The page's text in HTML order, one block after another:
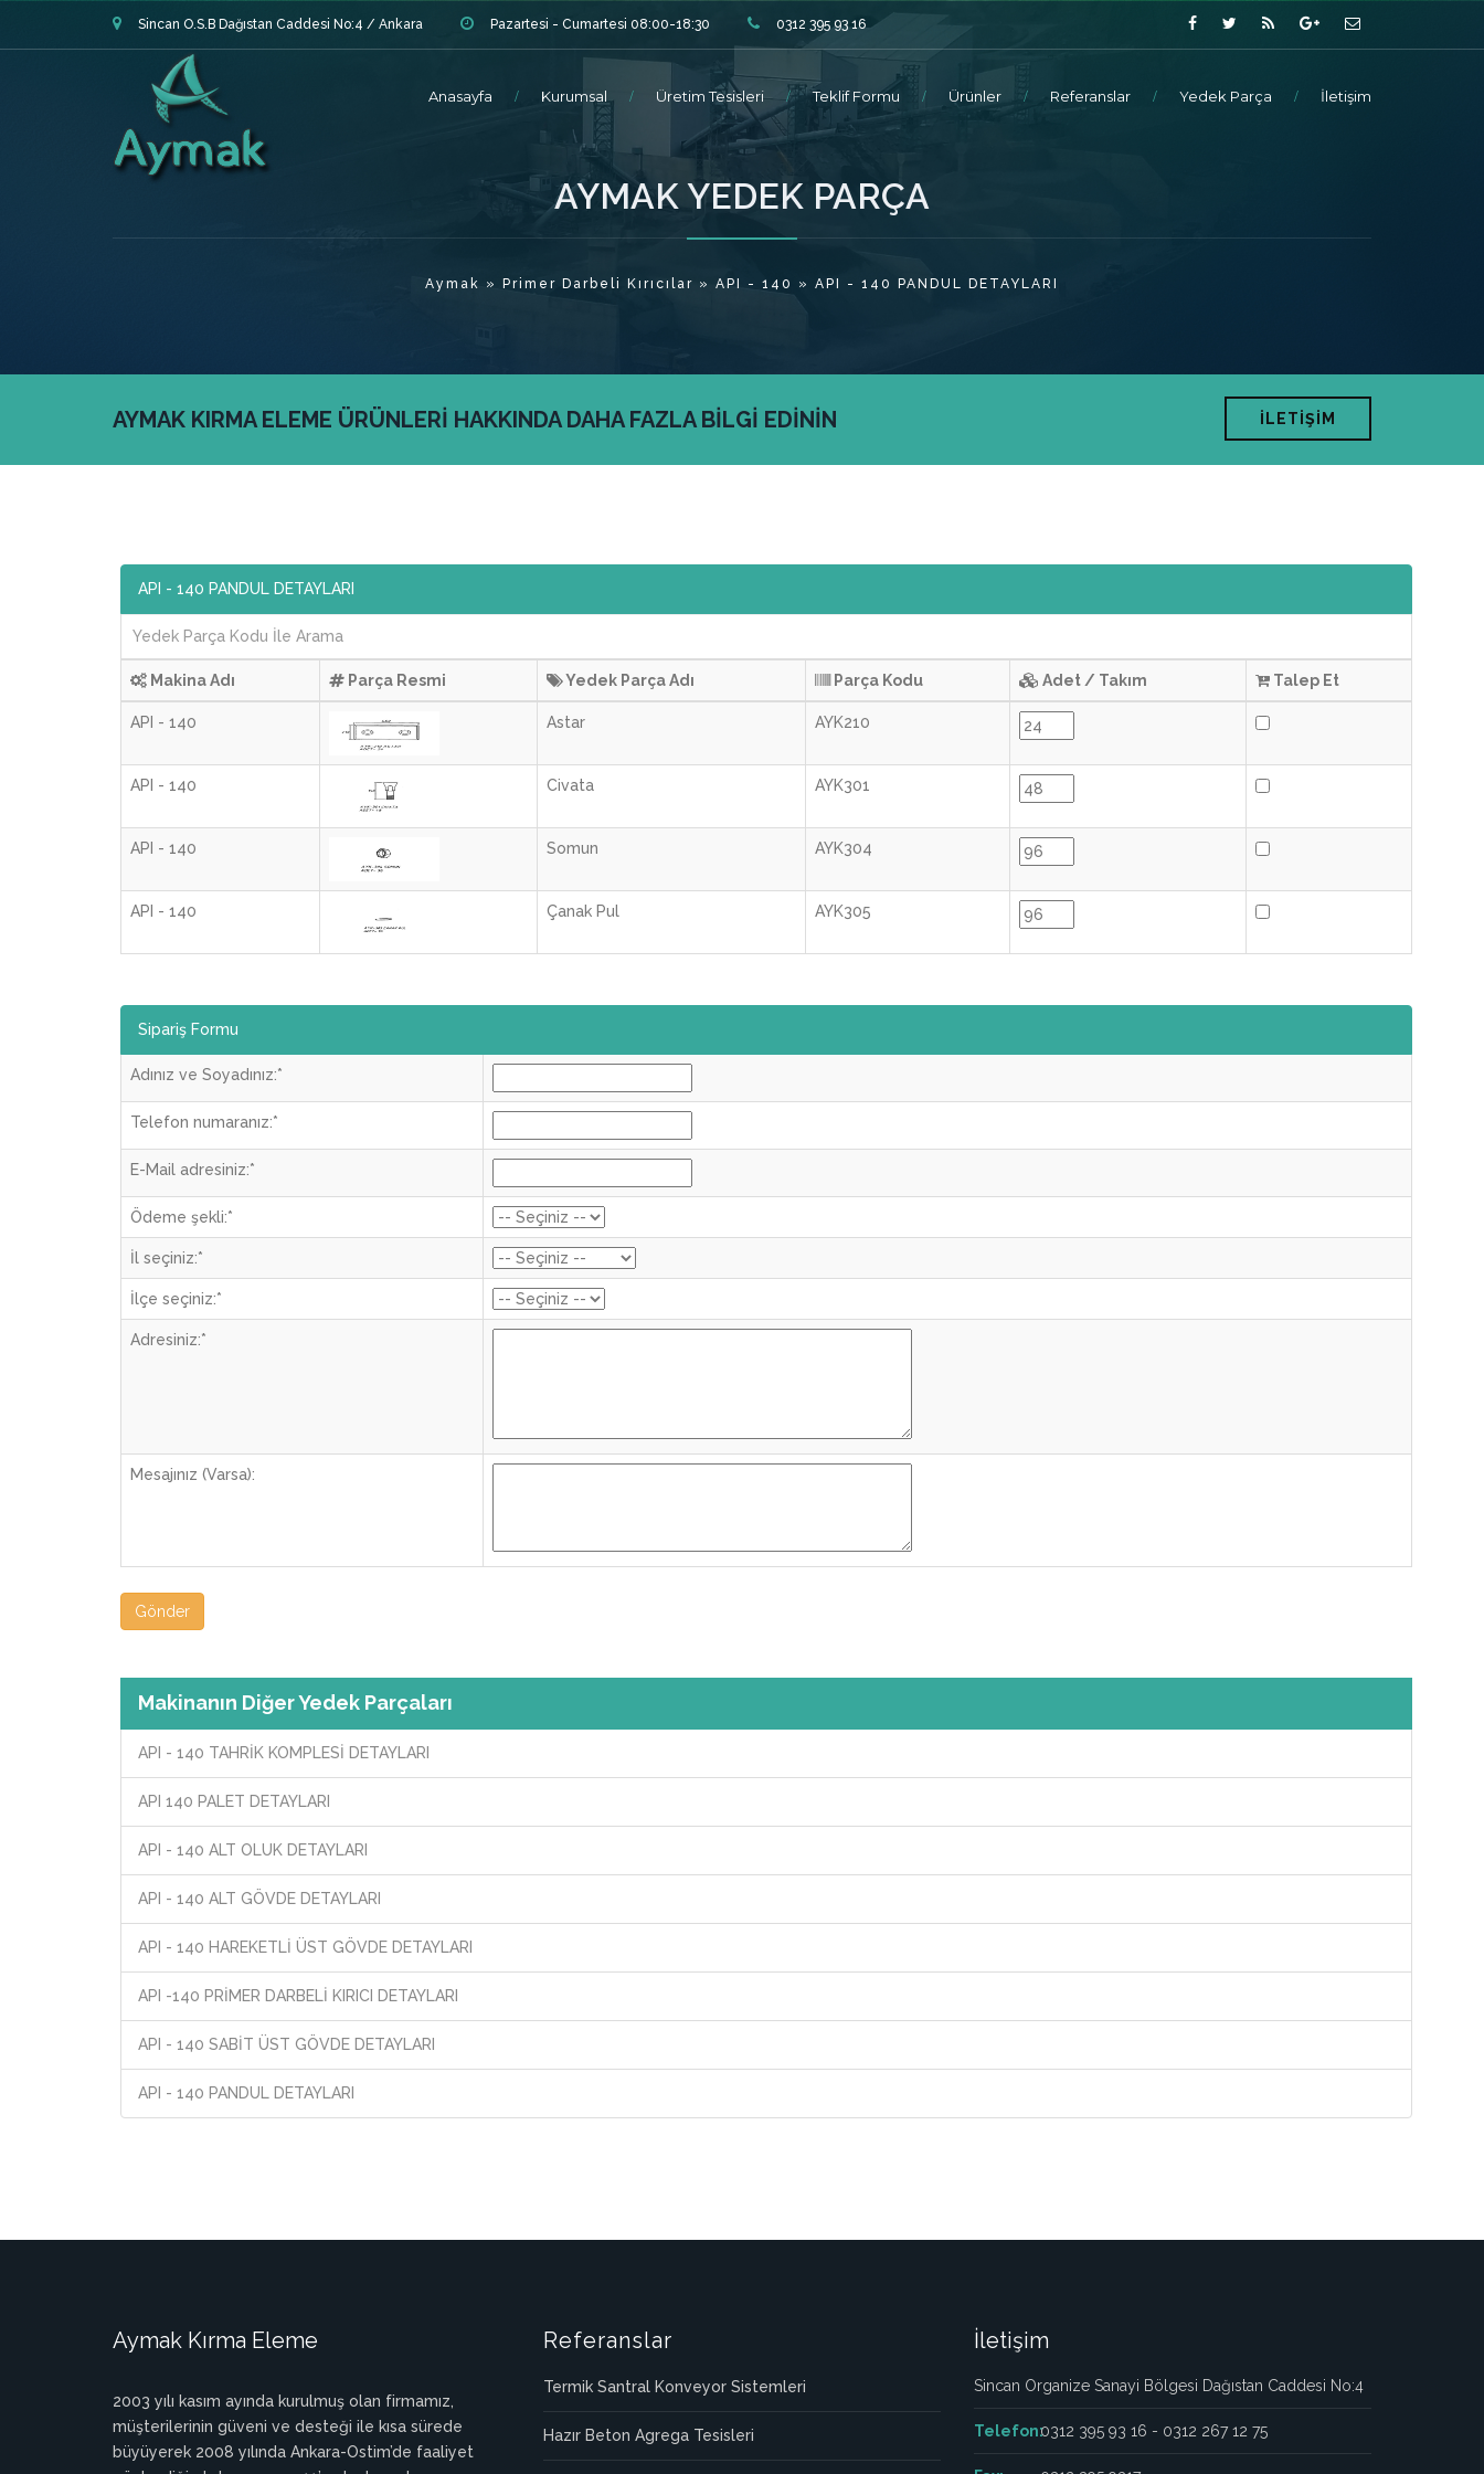
Sincan O.S.B Dağıstan Caddesi No:4 / Ankara Pazartesi - Cumartesi 08:00-18:30 0312 395 93 16
Anasayfa Kurumsal Üretim Tesisleri Teklif Formu Ürünler Referanslar Yedek Parça İletişim
AYMAK YEDEK PARÇA
Aymak » Primer Darbeli Kırıcılar » API - 140 » API - 140 PANDUL DETAYLARI
AYMAK KIRMA ELEME ÜRÜNLERİ HAKKINDA DAHA FAZLA BİLGİ EDİNİN İLETİŞİM
API - 140 PANDUL DETAYLARI
Makina Adı Parça Resmi Yedek Parça Adı Parça Kodu Adet / Takım Talep Et
API - 140 Astar AYK210
API - 140 Civata AYK301
API - 140 Somun AYK304
API - 140 Çanak Pul AYK305
Sipariş Formu
Adınız ve Soyadınız:*
Telefon numaranız:*
E-Mail adresiniz:*
Ödeme şekli:*
İl seçiniz:*
İlçe seçiniz:*
Adresiniz:*
Mesajınız (Varsa):
Gönder
Makinanın Diğer Yedek Parçaları
API - 140 TAHRİK KOMPLESİ DETAYLARI
API 140 PALET DETAYLARI
API - 140 ALT OLUK DETAYLARI
API - 140 ALT GÖVDE DETAYLARI
API - 140 HAREKETLİ ÜST GÖVDE DETAYLARI
API -140 PRİMER DARBELİ KIRICI DETAYLARI
API - 140 SABİT ÜST GÖVDE DETAYLARI
API - 140 PANDUL DETAYLARI
Aymak Kırma Eleme
2003 yılı kasım ayında kurulmuş olan firmamız,
müşterilerinin güveni ve desteği ile kısa sürede
büyüyerek 2008 yılında Ankara-Ostim’de faaliyet
Referanslar
Termik Santral Konveyor Sistemleri
Hazır Beton Agrega Tesisleri
İletişim
Sincan Organize Sanayi Bölgesi Dağıstan Caddesi No:4
Telefon:0312 395 93 16 - 0312 267 12 75